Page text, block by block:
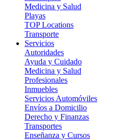
Medicina y Salud
Playas
TOP Locations
Transporte
Servicios
Autoridades
Ayuda y Cuidado
Medicina y Salud
Profesionales
Inmuebles
Servicios Automóviles
Envíos a Domicilio
Derecho y Finanzas
Transportes
Enseñanza y Cursos